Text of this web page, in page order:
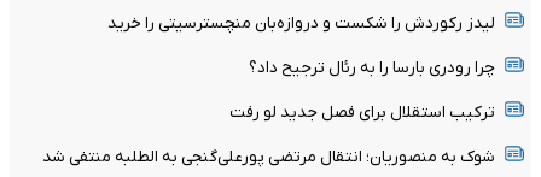
لیدز رکوردش را شکست و دروازه‌بان منچسترسیتی را خرید
چرا رودری بارسا را به رئال ترجیح داد؟
ترکیب استقلال برای فصل جدید لو رفت
شوک به منصوریان؛ انتقال مرتضی پورعلی‌گنجی به الطلبه منتفی شد